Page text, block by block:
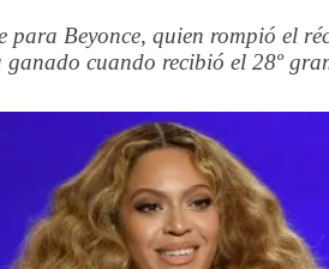
para Beyonce, quien rompió el
ganado cuando recibió el 28º